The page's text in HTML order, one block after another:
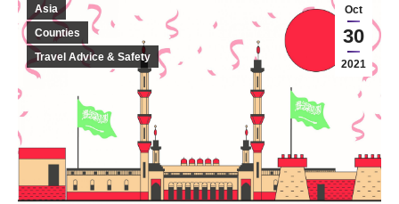
Oct
30
2021
Asia
Counties
Travel Advice & Safety